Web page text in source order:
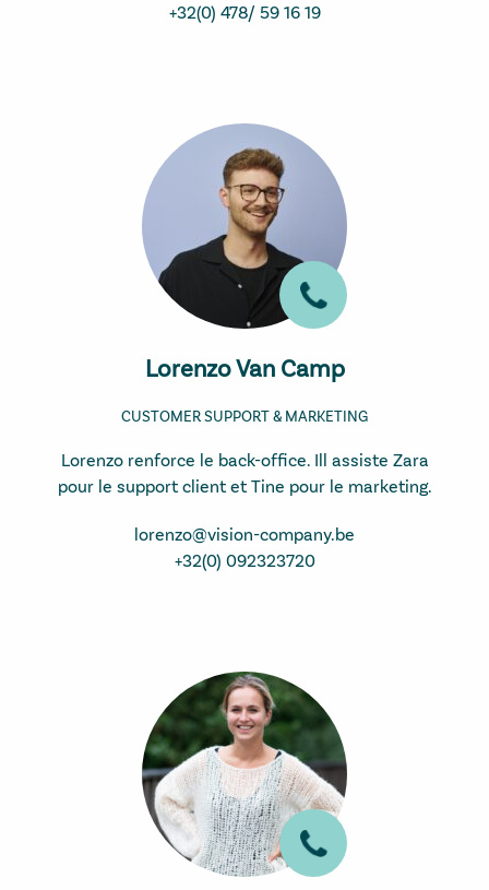
+32(0) 478/ 59 16 19
Lorenzo Van Camp
CUSTOMER SUPPORT & MARKETING
Lorenzo renforce le back-office. Ill assiste Zara
pour le support client et Tine pour le marketing.
lorenzo@vision-company.be
+32(0) 092323720